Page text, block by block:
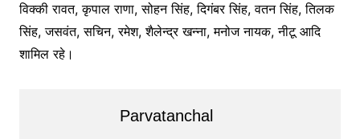
विक्की रावत, कृपाल राणा, सोहन सिंह, दिगंबर सिंह, वतन सिंह, तिलक
सिंह, जसवंत, सचिन, रमेश, शैलेन्द्र खन्ना, मनोज नायक, नीटू आदि
शामिल रहे।
Parvatanchal